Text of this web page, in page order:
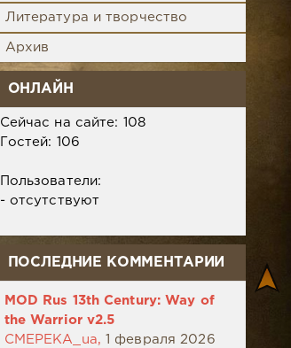
Литература и творчество
Архив
ОНЛАЙН
Сейчас на сайте: 108
Гостей: 106
Пользователи:
- отсутствуют
ПОСЛЕДНИЕ КОММЕНТАРИИ
MOD Rus 13th Century: Way of
the Warrior v2.5
CMEPEKA_ua,
1 февраля 2026